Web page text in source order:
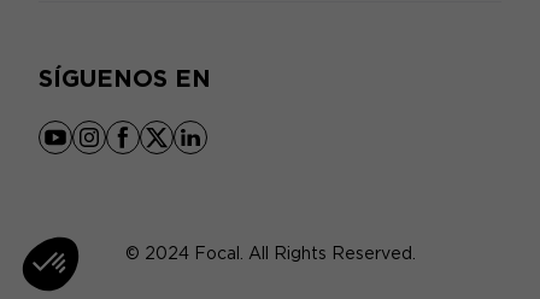
SÍGUENOS EN
youtube
instagram
facebook
x linkedin
© 2024 Focal. All Rights Reserved.